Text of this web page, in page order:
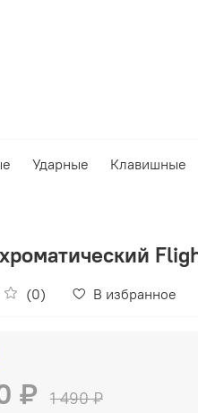
Ударные Клавишные
(0) В избранное
₽ 1 490 ₽